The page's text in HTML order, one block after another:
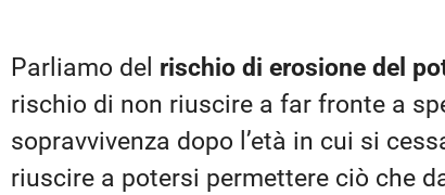
Parliamo del rischio di erosione del
rischio di non riuscire a far fronte a
sopravvivenza dopo l’età in cui si
riuscire a potersi permettere ciò che